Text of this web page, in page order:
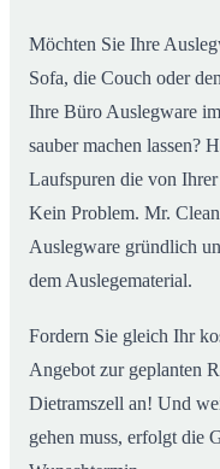
Möchten Sie Ihre
Sofa, die Couch oder
Ihre Büro Auslegware
sauber machen lassen?
Laufspuren die von
Kein Problem. Mr.
Auslegware gründlich
dem Auslegematerial.
Fordern Sie gleich Ihr
Angebot zur geplanten
Dietramszell an! Und
gehen muss, erfolgt die